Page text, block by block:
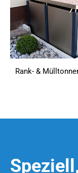
Rank- &